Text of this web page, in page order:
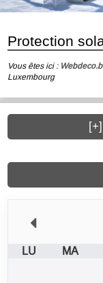
Protection
Vous êtes ici :
Luxembourg
LU MA